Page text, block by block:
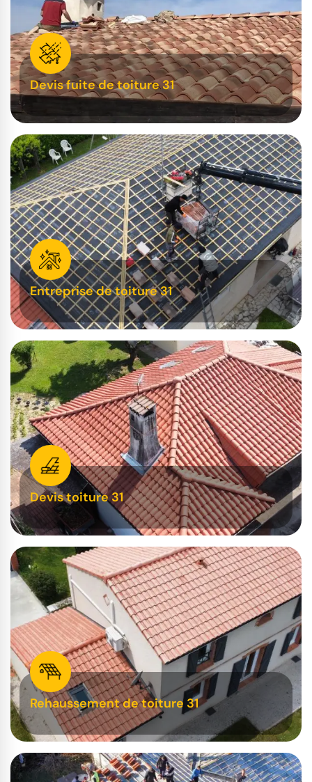
Devis fuite de toiture 31
Entreprise de toiture 31
Devis toiture 31
Rehaussement de toiture 31